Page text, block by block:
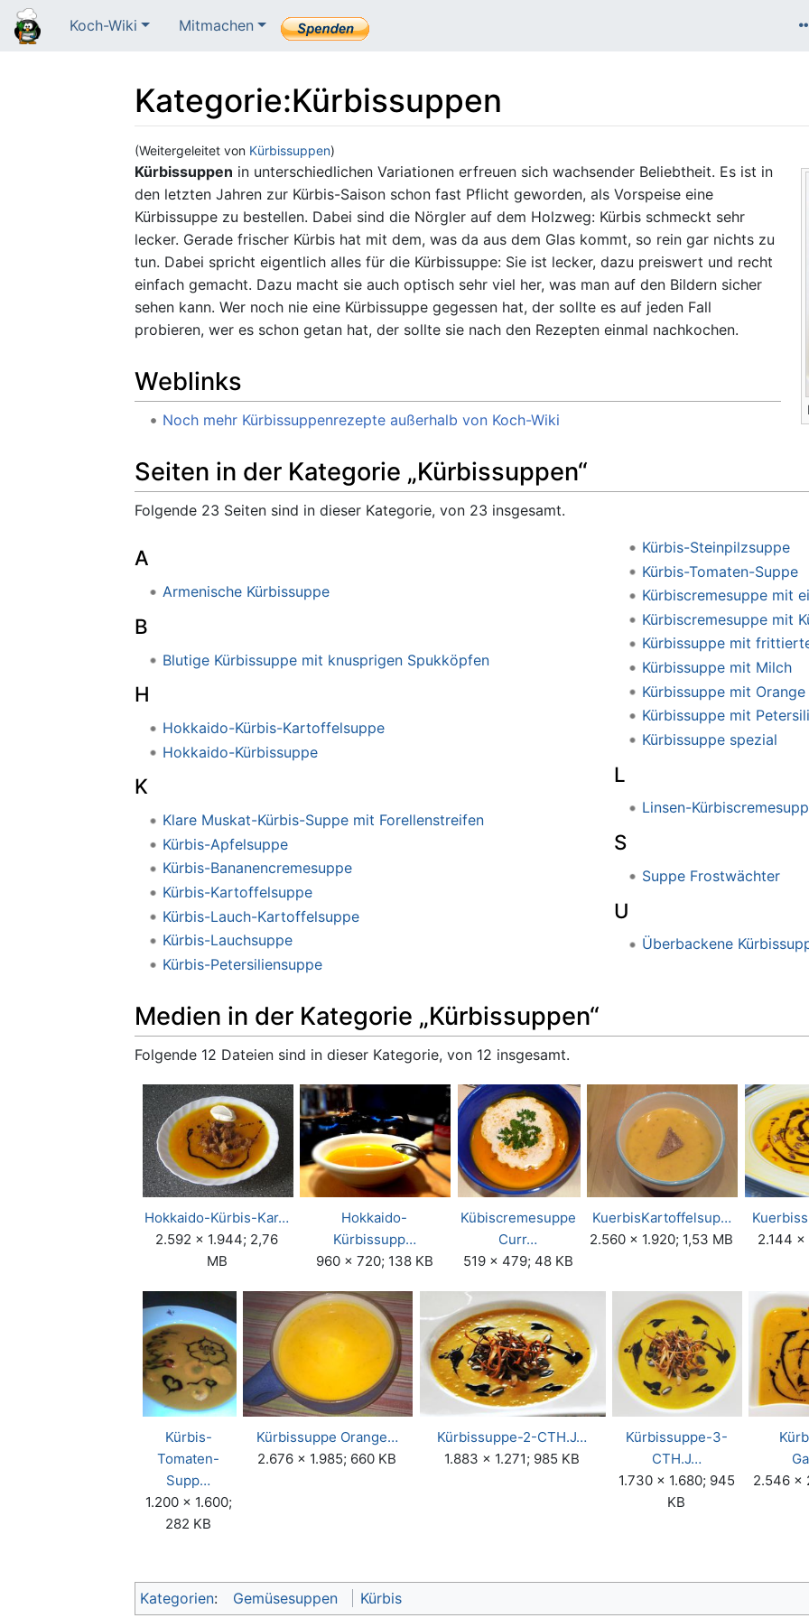
Koch-Wiki Mitmachen
Kategorie:Kürbissuppen
(Weitergeleitet von Kürbissuppen)
Wechseln zu:Navigation,Suche
Kürbissuppen in unterschiedlichen Variationen erfreuen sich wachsender Beliebtheit. Es ist in
den letzten Jahren zur Kürbis-Saison schon fast Pflicht geworden, als Vorspeise eine
Kürbissuppe zu bestellen. Dabei sind die Nörgler auf dem Holzweg: Kürbis schmeckt sehr
lecker. Gerade frischer Kürbis hat mit dem, was da aus dem Glas kommt, so rein gar nichts zu
tun. Dabei spricht eigentlich alles für die Kürbissuppe: Sie ist lecker, dazu preiswert und recht
einfach gemacht. Dazu macht sie auch optisch sehr viel her, was man auf den Bildern sicher
sehen kann. Wer noch nie eine Kürbissuppe gegessen hat, der sollte es auf jeden Fall
probieren, wer es schon getan hat, der sollte sie nach den Rezepten einmal nachkochen.
Weblinks
Noch mehr Kürbissuppenrezepte außerhalb von Koch-Wiki
Seiten in der Kategorie „Kürbissuppen“
Folgende 23 Seiten sind in dieser Kategorie, von 23 insgesamt.
A
Armenische Kürbissuppe
B
Blutige Kürbissuppe mit knusprigen Spukköpfen
H
Hokkaido-Kürbis-Kartoffelsuppe
Hokkaido-Kürbissuppe
K
Klare Muskat-Kürbis-Suppe mit Forellenstreifen
Kürbis-Apfelsuppe
Kürbis-Bananencremesuppe
Kürbis-Kartoffelsuppe
Kürbis-Lauch-Kartoffelsuppe
Kürbis-Lauchsuppe
Kürbis-Petersiliensuppe
Kürbis-Steinpilzsuppe
Kürbis-Tomaten-Suppe
Kürbiscremesuppe mit
Kürbiscremesuppe mit
Kürbissuppe mit
Kürbissuppe mit Milch
Kürbissuppe mit
Kürbissuppe mit
Kürbissuppe spezial
L
Linsen-
S
Suppe Frostwächter
U
Überbackene
Medien in der Kategorie „Kürbissuppen“
Folgende 12 Dateien sind in dieser Kategorie, von 12 insgesamt.
Hokkaido-Kürbis-Kar…
2.592 × 1.944; 2,76
MB
Hokkaido-
Kürbissupp…
960 × 720; 138 KB
Kübiscremesuppe
Curr…
519 × 479; 48 KB
KuerbisKartoffelsup…
2.560 × 1.920; 1,53 MB
2.144 ×
Kürbis-
Tomaten-
Supp…
1.200 × 1.600;
282 KB
Kürbissuppe Orange…
2.676 × 1.985; 660 KB
Kürbissuppe-2-CTH.J…
1.883 × 1.271; 985 KB
Kürbissuppe-3-
CTH.J…
1.730 × 1.680; 945
KB
2.546 ×
Kategorien: Gemüsesuppen Kürbis